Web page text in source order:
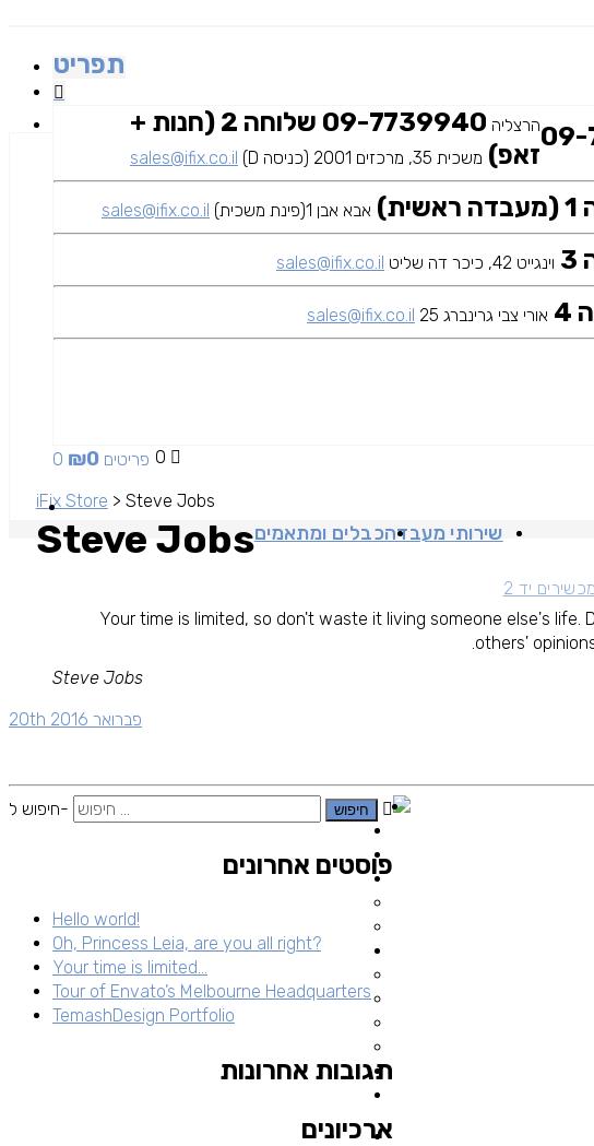
תפריט
הרצליה
09-7739940 שלוחה 2 (חנות +
זאפ) משכית 35, מרכזים 2001 (כניסה D) sales@ifix.co.il
אבא אבן 1(פינת משכית) sales@ifix.co.il
וינגייט 42, כיכר דה שליט sales@ifix.co.il
אורי צבי גרינברג 25 sales@ifix.co.il
0 0 פריטים ₪0
מכשירים יד 2
שירותי מעבדהכבלים ומתאמים
iFix Store > Steve Jobs
Steve Jobs
Your time is limited, so don't waste it living someone else's
others'
Steve Jobs
20th פברואר 2016
חיפוש ל-
פוסטים אחרונים
Hello world!
Oh, Princess Leia, are you all right?
Your time is limited…
Tour of Envato’s Melbourne Headquarters
TemashDesign Portfolio
תגובות אחרונות
ארכיונים